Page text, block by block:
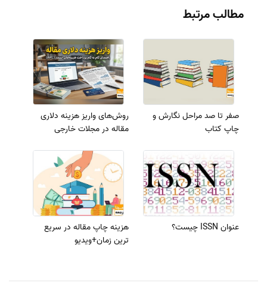
مطالب مرتبط
صفر تا صد مراحل نگارش و
چاپ کتاب
روش‌های واریز هزینه دلاری
مقاله در مجلات خارجی
عنوان ISSN چیست؟
هزینه چاپ مقاله در سریع
ترین زمان+ویدیو